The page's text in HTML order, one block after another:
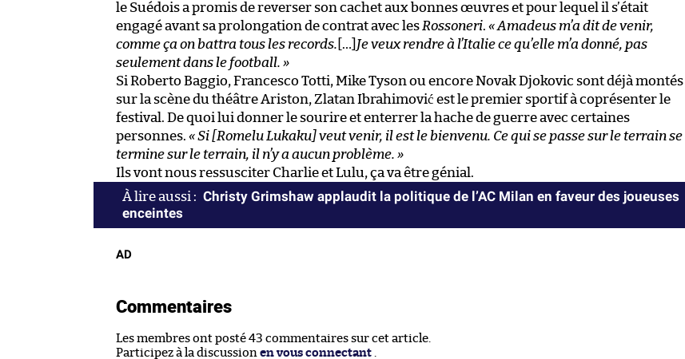
le Suédois a promis de reverser son cachet aux bonnes œuvres et pour lequel il s’était
engagé avant sa prolongation de contrat avec les Rossoneri. « Amadeus m’a dit de venir,
comme ça on battra tous les records. […] Je veux rendre à l’Italie ce qu’elle m’a donné, pas
seulement dans le football. »
Si Roberto Baggio, Francesco Totti, Mike Tyson ou encore Novak Djokovic sont déjà montés
sur la scène du théâtre Ariston, Zlatan Ibrahimović est le premier sportif à coprésenter le
festival. De quoi lui donner le sourire et enterrer la hache de guerre avec certaines
personnes. « Si [Romelu Lukaku] veut venir, il est le bienvenu. Ce qui se passe sur le terrain se
termine sur le terrain, il n’y a aucun problème. »
Ils vont nous ressusciter Charlie et Lulu, ça va être génial.
Christy Grimshaw applaudit la politique de l’AC Milan en faveur des joueuses
enceintes
AD
Commentaires
Les membres ont posté 43 commentaires sur cet article.
Participez à la discussion en vous connectant .